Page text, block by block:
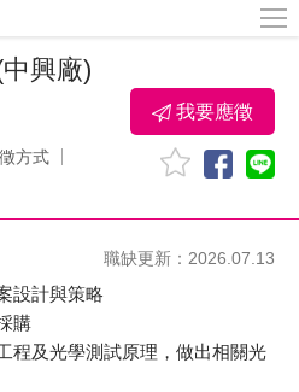
興廠)
方式
我要應徵
職缺更新：2026.07.13
設計與策略
購
程及光學測試原理，做出相關光